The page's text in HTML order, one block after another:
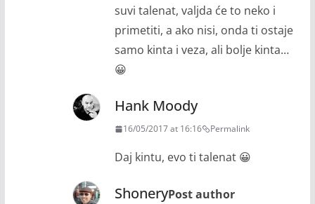
suvi talenat, valjda će to neko i
primetiti, a ako nisi, onda ti ostaje
samo kinta i veza, ali bolje kinta…
😀
Hank Moody
16/05/2017 at 16:16 Permalink
Daj kintu, evo ti talenat 😀
ShoneryPost author